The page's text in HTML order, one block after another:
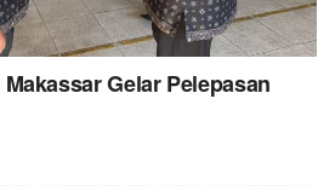
Gelar Pelepasan